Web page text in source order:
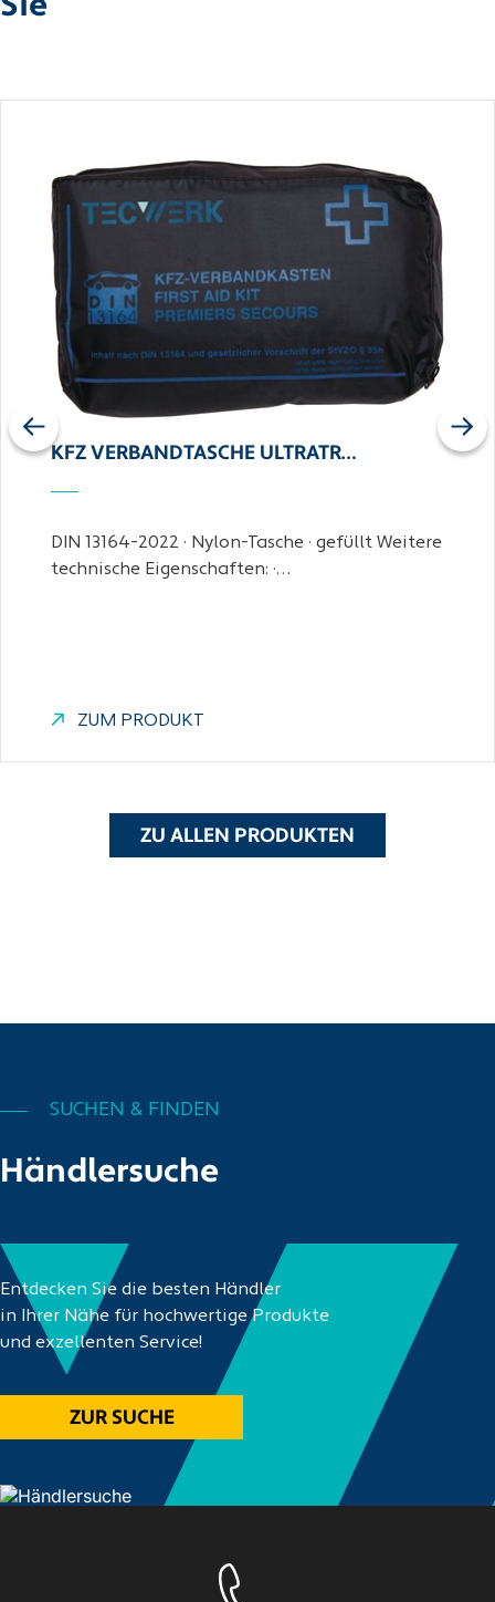
Sie
KFZ VERBANDTASCHE ULTRATR…
DIN 13164-2022 · Nylon-Tasche · gefüllt Weitere
technische Eigenschaften: ·…
ZUM PRODUKT
Previous Next
ZU ALLEN PRODUKTEN
Händlersuche
SUCHEN & FINDEN
Entdecken Sie die besten Händler
in Ihrer Nähe für hochwertige Produkte
und exzellenten Service!
ZUR SUCHE